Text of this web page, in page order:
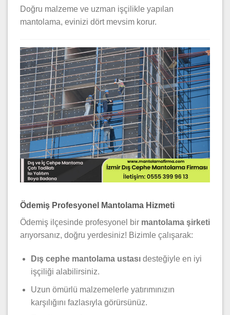
Doğru malzeme ve uzman işçilikle yapılan
mantolama, evinizi dört mevsim korur.
Ödemiş Profesyonel Mantolama Hizmeti
Ödemiş ilçesinde profesyonel bir mantolama şirketi
arıyorsanız, doğru yerdesiniz! Bizimle çalışarak:
Dış cephe mantolama ustasıdesteğiyle en iyi
işçiliği alabilirsiniz.
Uzun ömürlü malzemelerle yatırımınızın
karşılığını fazlasıyla görürsünüz.